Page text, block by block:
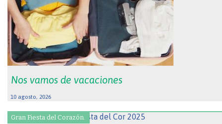
Nos vamos de vacaciones
10 agosto, 2026
Gran Fiesta del Corazón.